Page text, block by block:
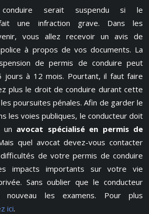
serait suspendu si le
une infraction grave. Dans les
vous allez recevoir un avis de
à propos de vos documents. La
de permis de conduire peut
jours à 12 mois. Pourtant, il faut faire
plus le droit de conduire durant cette
poursuites pénales. Afin de garder le
les voies publiques, le conducteur doit
un avocat spécialisé en permis de
quel avocat devez-vous contacter
de votre permis de conduire
impacts importants sur votre vie
Sans oublier que le conducteur
les examens. Pour plus
ici.